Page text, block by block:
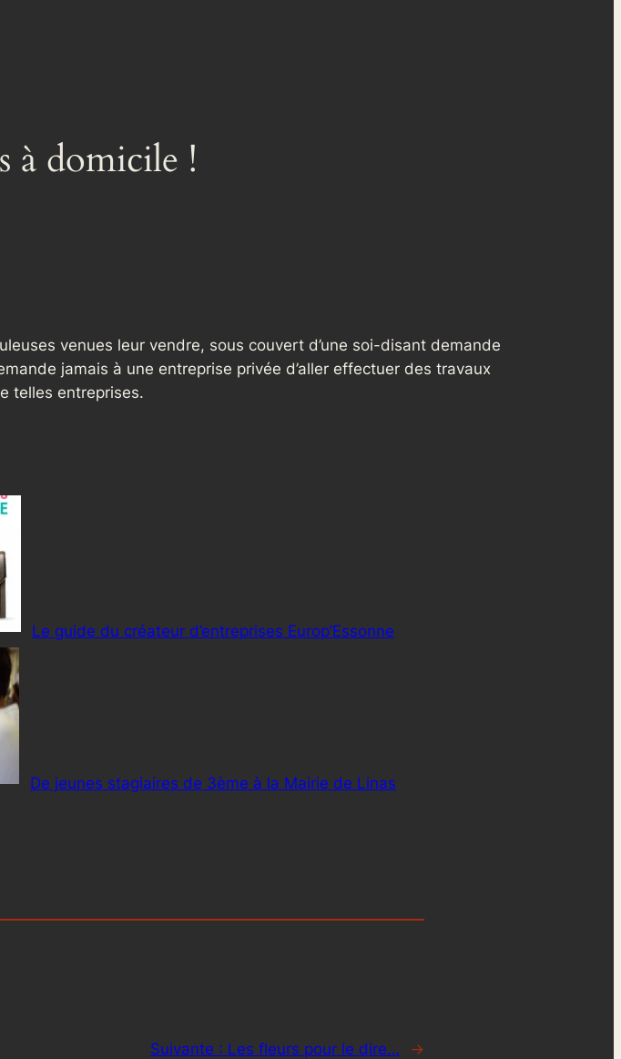
à domicile !
venues leur vendre, sous couvert d’une soi-disant demande
jamais à une entreprise privée d’aller effectuer des travaux
telles entreprises.
Le guide du créateur d’entreprises Europ’Essonne
De jeunes stagiaires de 3ème à la Mairie de Linas
Suivante : Les fleurs pour le dire… →